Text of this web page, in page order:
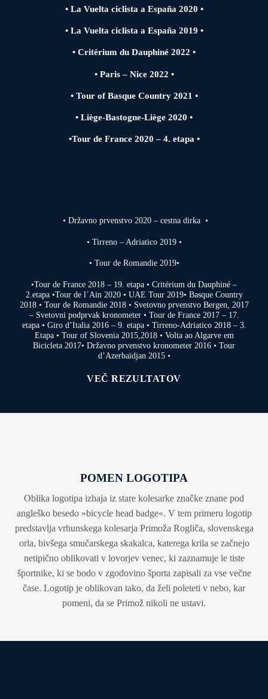
• La Vuelta ciclista a España 2020 •
• La Vuelta ciclista a España 2019 •
• Critérium du Dauphiné 2022 •
• Paris – Nice 2022 •
• Tour of Basque Country 2021 •
• Liège-Bastogne-Liège 2020 •
•Tour de France 2020 – 4. etapa •
• Državno prvenstvo 2020 – cestna dirka •
• Tirreno – Adriatico 2019 •
• Tour de Romandie 2019•
•Tour de France 2018 – 19. etapa • Critérium du Dauphiné –
2.etapa •Tour de l´Ain 2020 • UAE Tour 2019• Basque Country
2018 • Tour de Romandie 2018 • Svetovno prvenstvo Bergen, 2017
– Svetovni podprvak kronometer • Tour de France 2017 – 17.
etapa • Giro d’Italia 2016 – 9. etapa • Tirreno-Adriatico 2018 – 3.
Etapa • Tour of Slovenia 2015,2018 • Volta ao Algarve em
Bicicleta 2017• Državno prvenstvo kronometer 2016 • Tour
d’Azerbaïdjan 2015 •
VEČ REZULTATOV
POMEN LOGOTIPA
Oblika logotipa izhaja iz stare kolesarke značke znane pod
angleško besedo »bicycle head badge«. V tem primeru logotip
predstavlja vrhunskega kolesarja Primoža Rogliča, slovenskega
orla, bivšega smučarskega skakalca, katerega krila se začnejo
netipično oblikovati v lovorjev venec, ki zaznamuje le tiste
športnike, ki se bodo v zgodovino športa zapisali za vse večne
čase. Logotip je oblikovan tako, da želi poleteti v nebo, kar
pomeni, da se Primož nikoli ne ustavi.